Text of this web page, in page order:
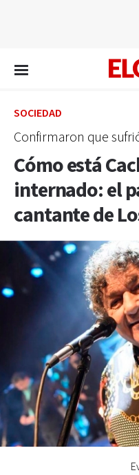
SOCIEDAD
Confirmaron que
Cómo está
internado: el
cantante de